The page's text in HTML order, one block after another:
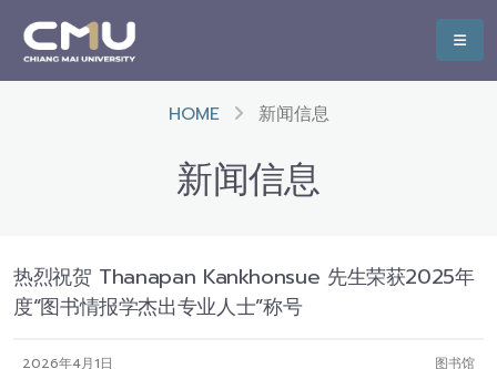
HOME 新闻信息
新闻信息
热烈祝贺 Thanapan Kankhonsue 先生荣获2025年
度“图书情报学杰出专业人士”称号
2026年4月1日 图书馆